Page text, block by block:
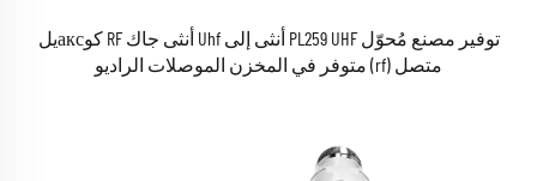
توفير مصنع مُحوّل PL259 UHF أنثى إلى Uhf أنثى جاك RF كوаксيل
متصل (rf) متوفر في المخزن الموصلات الراديو